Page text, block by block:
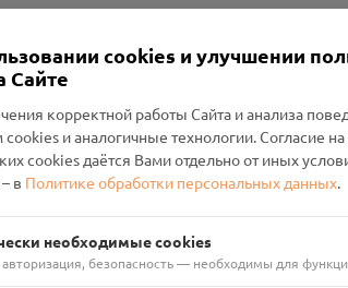
Проект Помним»
г. Рудня, улица Западная, д. 26А,
cookies и улучшении
Сайте
корректной работы Сайта и анализа
cookies и аналогичные технологии. Согласие
cookies даётся Вами отдельно от иных
в Политике обработки персональных данных.
необходимые cookies
авторизация, безопасность — необходимы для